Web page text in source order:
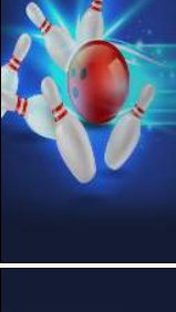
Strike & Co (Örebro)
Strike House Lundby
Strike Kramfors
Sundbybergs Bowlinghall (Stockholm)
Superbowl Nyköping (Nyköping)